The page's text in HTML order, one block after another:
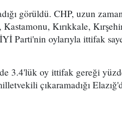
görüldü. CHP, uzun
Kırıkkale,
Parti'nin oylarıyla ittifak
3.4'lük oy ittifak gereği
çıkaramadığı